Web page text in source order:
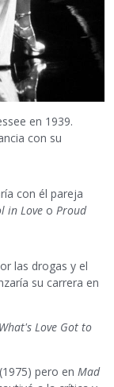
en 1939.
con su
con él pareja
in Love o Proud
las drogas y el
su carrera en
What's Love Got to
pero en Mad